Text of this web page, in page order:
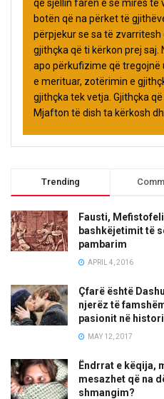
që sjellin farën e së mirës
botën që na përket të
përpjekur se sa të
gjithçka që ti kërkon prej saj.
apo përkufizime që tregojnë
e merituar, zotërimin e
gjithçka tek vetja. Gjithçka
Mjafton të dish ta kërkosh
Trending
Fausti,
bashkëjetimit të
pambarim
APRIL 4, 2016
Çfarë është
njerëz të
pasionit në
MAY 12, 2017
Ëndrrat e këqija,
mesazhet që na
shmangim?